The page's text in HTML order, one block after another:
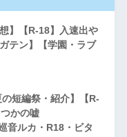
】【R-18】入速出や
テン】【学園・ラブ
の短編祭・紹介】【R-
かの嘘
音ルカ・R18・ビタ